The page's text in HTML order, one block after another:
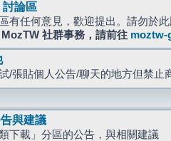
討論區
有任何意見，歡迎提出。請勿於
社群事務，請前往 moztw-
/張貼個人公告/聊天的地方但禁止
與建議
下載」分區的公告，與相關建議